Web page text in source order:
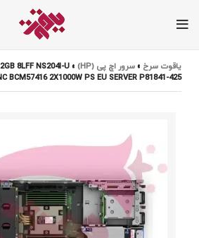
یاقوت سرخ »سرور اچ پی (HP) »
8LFF NS204I-U
BCM57416 2X1000W PS EU SERVER P81841-425